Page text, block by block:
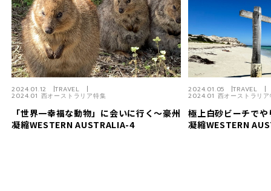
「世界一幸福な動物」に会いに行く〜豪州
凝縮WESTERN AUSTRALIA-4
2024.01.12 TRAVEL
2024.01 西オーストラリア特集
極上白砂ビーチで
凝縮WESTERN
2024.01.05 TRAVEL
2024.01 西オーストラリア